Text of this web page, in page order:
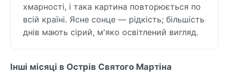
хмарності, і така картина повторюється по
всій країні. Ясне сонце — рідкість; більшість
днів мають сірий, м'яко освітлений вигляд.
Інші місяці в Острів Святого Мартіна